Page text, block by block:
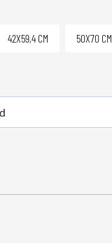
42X59,4 CM 50X70 CM